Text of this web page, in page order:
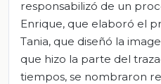
responsabilizó de un
Enrique, que elaboró el
Tania, que diseñó la
que hizo la parte del
tiempos, se nombraron